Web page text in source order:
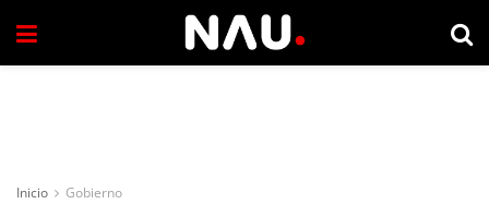
Inicio Gobierno